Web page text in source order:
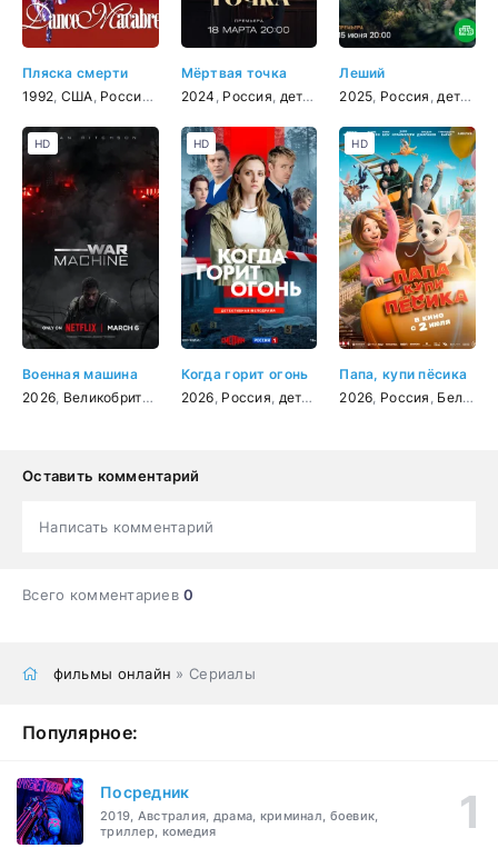
Пляска смерти
1992 США Россия , ужасы,триллер, криминал
Мёртвая точка
2024 Россия детектив
Леший
2025 Россия детектив
Военная машина
2026 Великобритания Австралия,Новая Зеландия США,фантастика
HD
Когда горит огонь
2026 Россия детектив ,мелодрама
HD
Папа, купи пёсика
2026 Россия Беларусь
HD
Оставить комментарий
Написать комментарий
Всего комментариев0
фильмы онлайн » Сериалы
Популярное:
Посредник
2019, Австралия, драма, криминал, боевик,
триллер, комедия